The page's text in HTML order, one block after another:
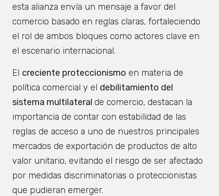
esta alianza envía un mensaje a favor del
comercio basado en reglas claras, fortaleciendo
el rol de ambos bloques como actores clave en
el escenario internacional.
El creciente proteccionismo en materia de
política comercial y el debilitamiento del
sistema multilateral de comercio, destacan la
importancia de contar con estabilidad de las
reglas de acceso a uno de nuestros principales
mercados de exportación de productos de alto
valor unitario, evitando el riesgo de ser afectado
por medidas discriminatorias o proteccionistas
que pudieran emerger.